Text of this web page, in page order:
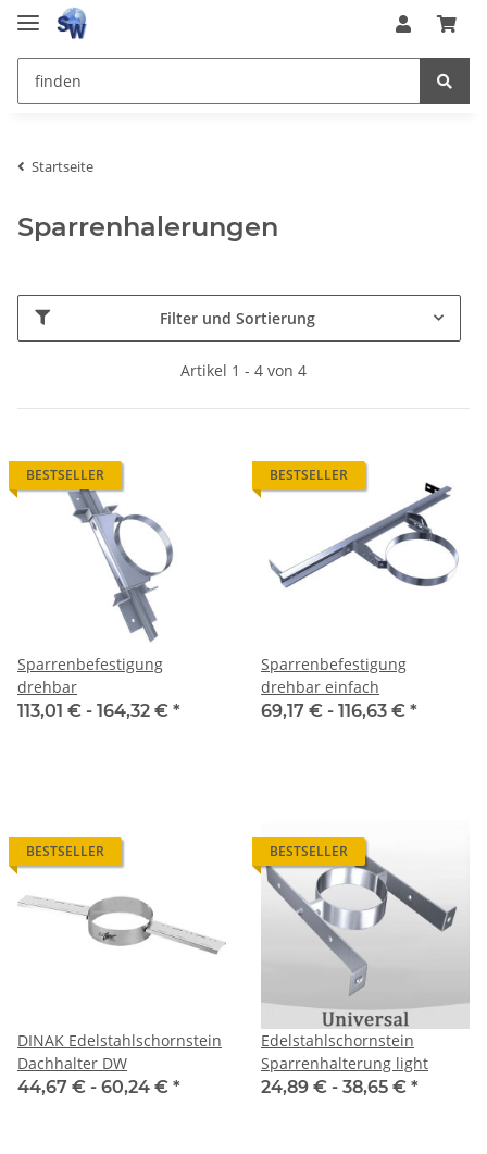
Startseite
Sparrenhalerungen
Filter und Sortierung
Artikel 1 - 4 von 4
BESTSELLER
Sparrenbefestigung
drehbar
113,01 € - 164,32 € *
BESTSELLER
Sparrenbefestigung
drehbar einfach
69,17 € - 116,63 € *
BESTSELLER
DINAK Edelstahlschornstein
Dachhalter DW
44,67 € - 60,24 € *
BESTSELLER
Edelstahlschornstein
Sparrenhalterung light
24,89 € - 38,65 € *